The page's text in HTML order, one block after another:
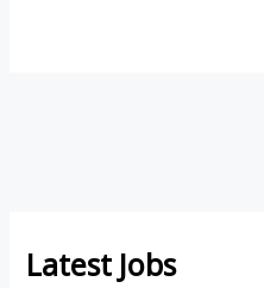
Latest Jobs